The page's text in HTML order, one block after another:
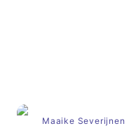
Maaike Severijnen